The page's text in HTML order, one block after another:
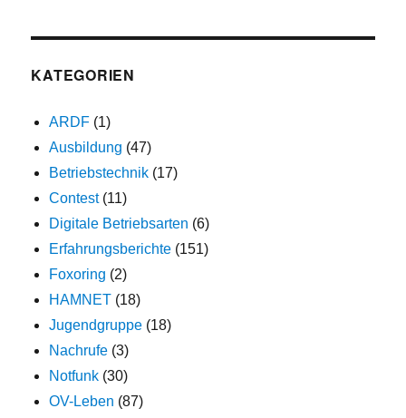
KATEGORIEN
ARDF (1)
Ausbildung (47)
Betriebstechnik (17)
Contest(11)
Digitale Betriebsarten (6)
Erfahrungsberichte (151)
Foxoring (2)
HAMNET (18)
Jugendgruppe (18)
Nachrufe (3)
Notfunk (30)
OV-Leben (87)